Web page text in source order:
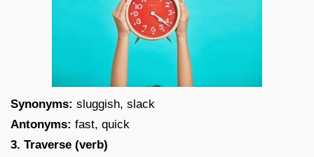
Synonyms: sluggish, slack
Antonyms: fast, quick
3. Traverse (verb)